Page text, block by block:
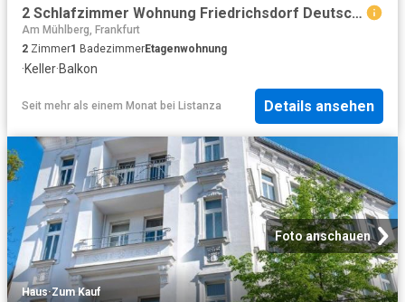
2 Schlafzimmer Wohnung Friedrichsdorf Deutschland 103244341
Am Mühlberg, Frankfurt
2 Zimmer1 BadezimmerEtagenwohnung
·Keller·Balkon
Seit mehr als einem Monat bei Listanza Details ansehen
Foto anschauen
Haus·Zum Kauf